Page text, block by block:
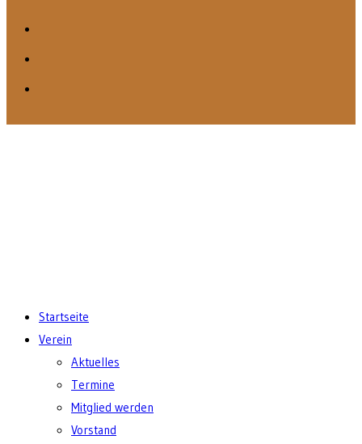
Startseite
Verein
Aktuelles
Termine
Mitglied werden
Vorstand